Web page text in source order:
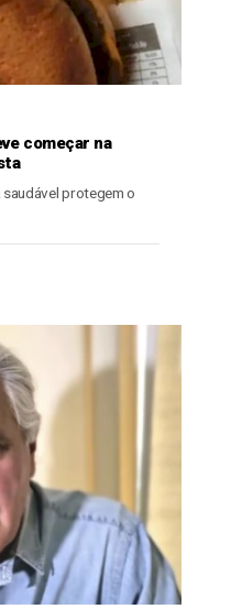
começar na
protegem o